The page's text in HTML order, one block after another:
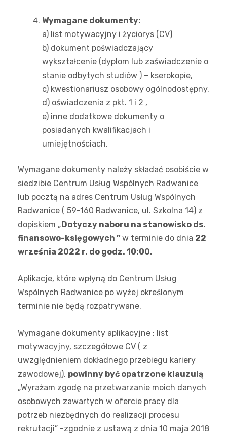
Wymagane dokumenty:
a) list motywacyjny i życiorys (CV)
b) dokument poświadczający
wykształcenie (dyplom lub zaświadczenie o
stanie odbytych studiów ) – kserokopie,
c) kwestionariusz osobowy ogólnodostępny,
d) oświadczenia z pkt. 1 i 2 ,
e) inne dodatkowe dokumenty o
posiadanych kwalifikacjach i
umiejętnościach.
Wymagane dokumenty należy składać osobiście w
siedzibie Centrum Usług Wspólnych Radwanice
lub pocztą na adres Centrum Usług Wspólnych
Radwanice ( 59-160 Radwanice, ul. Szkolna 14) z
dopiskiem „ Dotyczy naboru na stanowisko ds.
finansowo-księgowych ”w terminie do dnia 22
września 2022 r. do godz. 10:00.
Aplikacje, które wpłyną do Centrum Usług
Wspólnych Radwanice po wyżej określonym
terminie nie będą rozpatrywane.
Wymagane dokumenty aplikacyjne : list
motywacyjny, szczegółowe CV ( z
uwzględnieniem dokładnego przebiegu kariery
zawodowej), powinny być opatrzone klauzulą
„Wyrażam zgodę na przetwarzanie moich danych
osobowych zawartych w ofercie pracy dla
potrzeb niezbędnych do realizacji procesu
rekrutacji” -zgodnie z ustawą z dnia 10 maja 2018